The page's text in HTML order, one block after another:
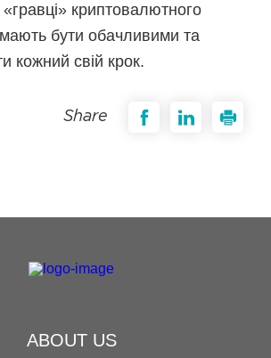
криптовалютного
бути обачливими та
кожний свій крок.
Share
ABOUT US